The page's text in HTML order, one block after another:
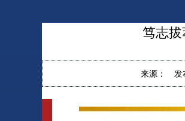
笃志
来源： 发